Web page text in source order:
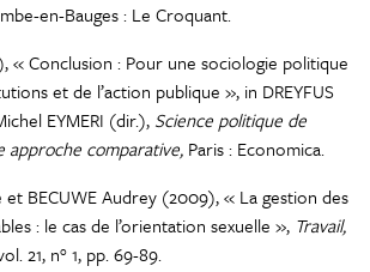
en-Bauges : Le Croquant.
« Conclusion : Pour une sociologie politique
et de l’action publique », in DREYFUS
EYMERI (dir.), Science politique de
approche comparative, Paris : Economica.
et BECUWE Audrey (2009), « La gestion des
: le cas de l’orientation sexuelle », Travail,
21, n° 1, pp. 69-89.